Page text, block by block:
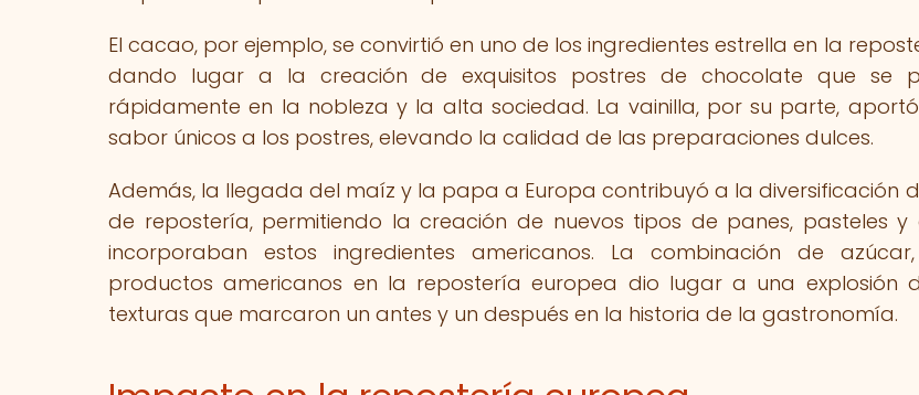
El cacao, por ejemplo, se convirtió en uno de los ingredientes estrella en la
dando lugar a la creación de exquisitos postres de chocolate que se
rápidamente en la nobleza y la alta sociedad. La vainilla, por su parte,
sabor únicos a los postres, elevando la calidad de las preparaciones dulces.
Además, la llegada del maíz y la papa a Europa contribuyó a la diversificación
de repostería, permitiendo la creación de nuevos tipos de panes, pasteles y
incorporaban estos ingredientes americanos. La combinación de
productos americanos en la repostería europea dio lugar a una explosión
texturas que marcaron un antes y un después en la historia de la gastronomía.